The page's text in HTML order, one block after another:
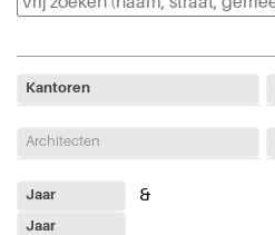
Kantoren
Architecten
Jaar
Jaar